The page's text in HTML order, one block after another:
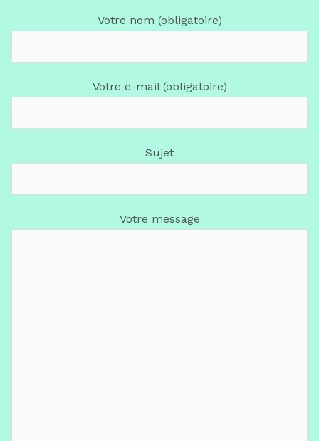
Votre nom (obligatoire)
Votre e-mail (obligatoire)
Sujet
Votre message